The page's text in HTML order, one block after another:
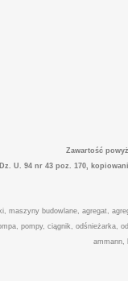
Zawartość
U. 94 nr 43 poz. 170,
budowlane, agregat,
pompy, ciągnik,
ammann,